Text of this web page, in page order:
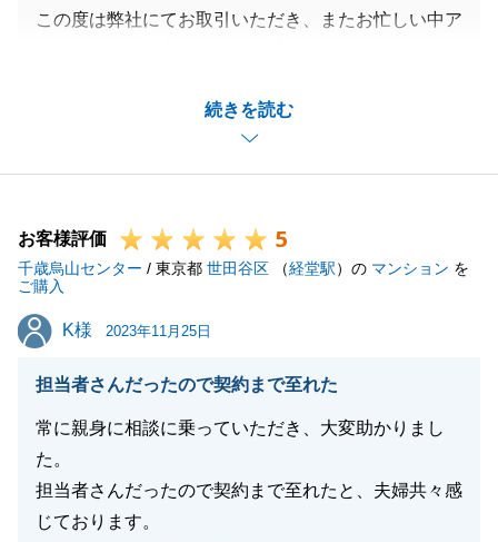
続きを読む
この度は弊社にてお取引いただき、またお忙しい中ア
ご納得いただける形でご購入頂けるようにという思い
微力ながらお手伝いでき、お客様方のお役にたてたこ
ご契約後も、何度もラインでのやりとりやご来店をい
ただきましたが、いつも快く対応していただき感謝し
ております。
お困りのことがございましたら、お気軽にご連絡いた
今後ともよろしくお願いいたします。
閉じる
お客様評価 5
千歳烏山センター / 東京都 世田谷区 （経堂駅）の マンション を
ご購入
K様
K様 2023年11月25日
担当者さんだったので契約まで至れた
常に親身に相談に乗っていただき、大変助かりまし
た。
担当者さんだったので契約まで至れたと、夫婦共々感
じております。